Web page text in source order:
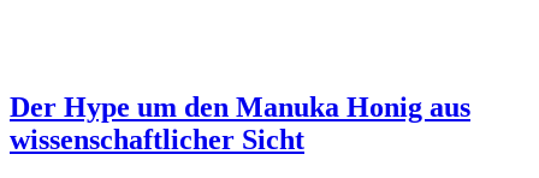
Der Hype um den Manuka Honig aus
wissenschaftlicher Sicht